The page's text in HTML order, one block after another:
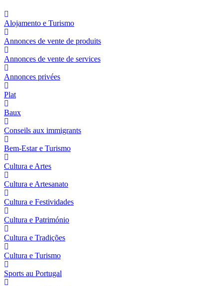
Alojamento e Turismo
Annonces de vente de produits
Annonces de vente de services
Annonces privées
Plat
Baux
Conseils aux immigrants
Bem-Estar e Turismo
Cultura e Artes
Cultura e Artesanato
Cultura e Festividades
Cultura e Património
Cultura e Tradições
Cultura e Turismo
Sports au Portugal